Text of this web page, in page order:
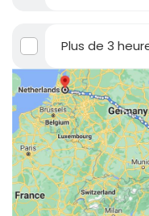
Plus de 3